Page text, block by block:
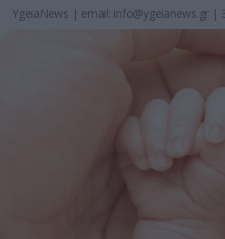
YgeiaNews | email: info@ygeianews.gr |